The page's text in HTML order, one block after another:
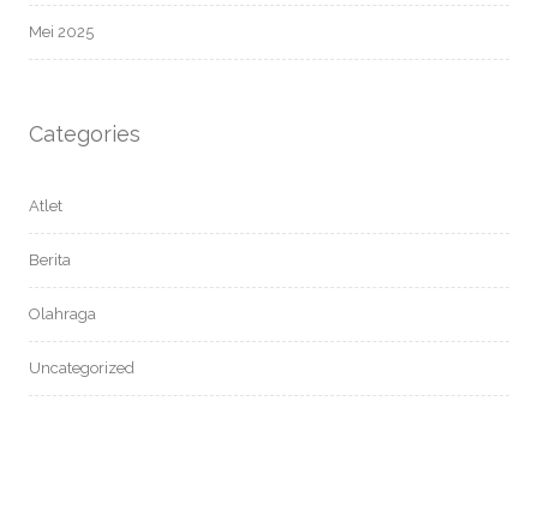
Mei 2025
Categories
Atlet
Berita
Olahraga
Uncategorized